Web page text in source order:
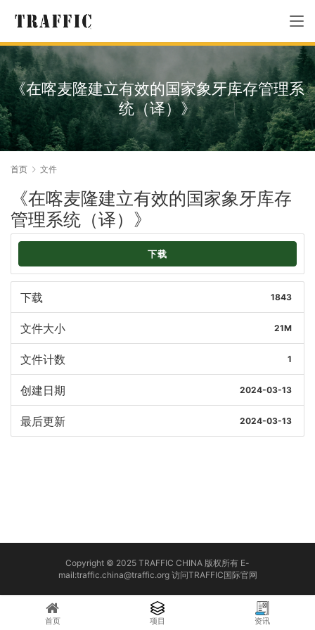
《在喀麦隆建立有效的国家象牙库存管理系
统（译）》
首页 文件
《在喀麦隆建立有效的国家象牙库存
管理系统（译）》
下载
下载 1843
文件大小 21M
文件计数 1
创建日期 2024-03-13
最后更新 2024-03-13
Copyright © 2025 TRAFFIC CHINA 版权所有 E-
mail:traffic.china@traffic.org 访问TRAFFIC国际官网
首页 项目 资讯